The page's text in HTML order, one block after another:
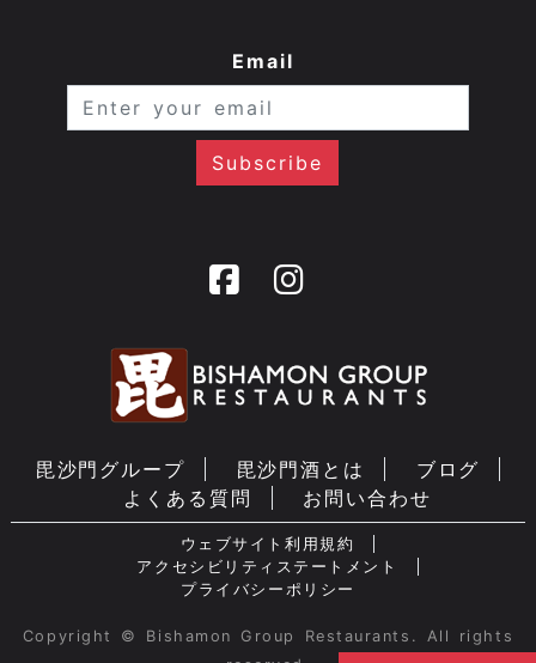
Email
毘沙門グループ 毘沙門酒とは
ブログ
よくある質問
お問い合わせ
ウェブサイト利用規約
アクセシビリティステートメント
プライバシーポリシー
Copyright © Bishamon Group Restaurants. All rights